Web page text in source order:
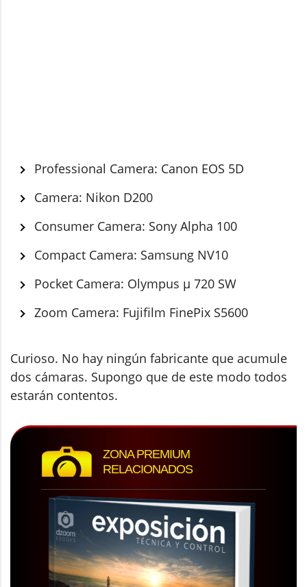
Professional Camera: Canon EOS 5D
Camera: Nikon D200
Consumer Camera: Sony Alpha 100
Compact Camera: Samsung NV10
Pocket Camera: Olympus µ 720 SW
Zoom Camera: Fujifilm FinePix S5600
Curioso. No hay ningún fabricante que acumule
dos cámaras. Supongo que de este modo todos
estarán contentos.
ZONA PREMIUM
RELACIONADOS